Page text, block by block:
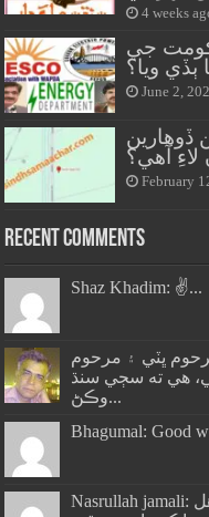
4 weeks
جي
June 2,
آهي؟
February
Recent Comments
Shaz Khadim: ✌️...
مرحوم ڀٽي ۽ مرحوم
هي ته سڄي سنڌ
وڪڻ...
Bhagumal: Good
Nasrullah jamali: گورنر عمران اسماعيل جھڙا نااهل